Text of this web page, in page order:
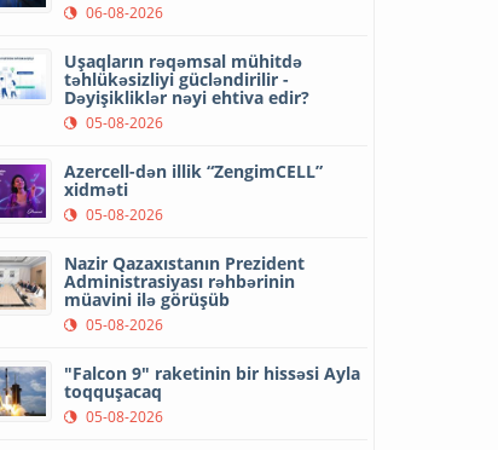
06-08-2026
Uşaqların rəqəmsal mühitdə
təhlükəsizliyi gücləndirilir -
Dəyişikliklər nəyi ehtiva edir?
05-08-2026
Azercell-dən illik “ZengimCELL”
xidməti
05-08-2026
Nazir Qazaxıstanın Prezident
Administrasiyası rəhbərinin
müavini ilə görüşüb
05-08-2026
"Falcon 9" raketinin bir hissəsi Ayla
toqquşacaq
05-08-2026